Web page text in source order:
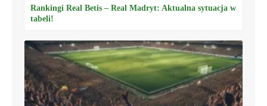
Rankingi Real Betis – Real Madryt: Aktualna sytuacja w
tabeli!